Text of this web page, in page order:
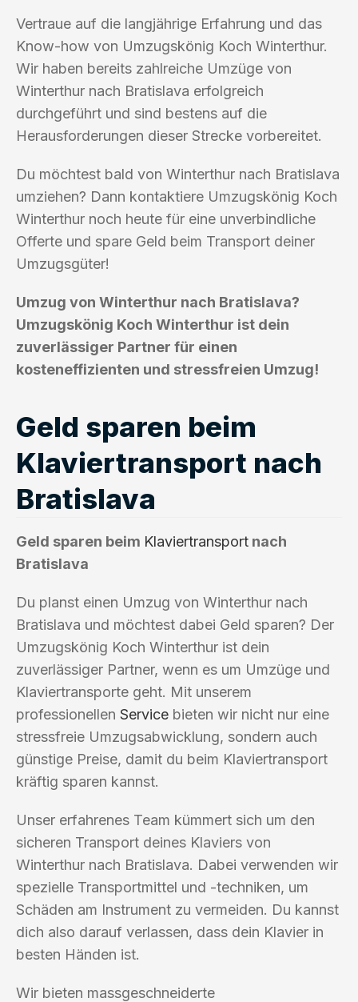
Vertraue auf die langjährige Erfahrung und das
Know-how von Umzugskönig Koch Winterthur.
Wir haben bereits zahlreiche Umzüge von
Winterthur nach Bratislava erfolgreich
durchgeführt und sind bestens auf die
Herausforderungen dieser Strecke vorbereitet.
Du möchtest bald von Winterthur nach Bratislava
umziehen? Dann kontaktiere Umzugskönig Koch
Winterthur noch heute für eine unverbindliche
Offerte und spare Geld beim Transport deiner
Umzugsgüter!
Umzug von Winterthur nach Bratislava?
Umzugskönig Koch Winterthur ist dein
zuverlässiger Partner für einen
kosteneffizienten und stressfreien Umzug!
Geld sparen beim
Klaviertransport nach
Bratislava
Geld sparen beim Klaviertransport nach
Bratislava
Du planst einen Umzug von Winterthur nach
Bratislava und möchtest dabei Geld sparen? Der
Umzugskönig Koch Winterthur ist dein
zuverlässiger Partner, wenn es um Umzüge und
Klaviertransporte geht. Mit unserem
professionellen Service bieten wir nicht nur eine
stressfreie Umzugsabwicklung, sondern auch
günstige Preise, damit du beim Klaviertransport
kräftig sparen kannst.
Unser erfahrenes Team kümmert sich um den
sicheren Transport deines Klaviers von
Winterthur nach Bratislava. Dabei verwenden wir
spezielle Transportmittel und -techniken, um
Schäden am Instrument zu vermeiden. Du kannst
dich also darauf verlassen, dass dein Klavier in
besten Händen ist.
Wir bieten massgeschneiderte